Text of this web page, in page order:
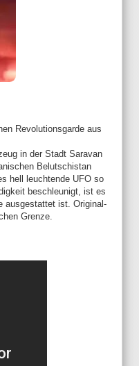
Revolutionsgarde aus
in der Stadt Saravan
Belutschistan
hell leuchtende UFO so
beschleunigt, ist es
ausgestattet ist. Original-
Grenze.